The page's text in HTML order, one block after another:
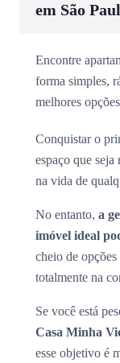
em São
Encontre
forma simples,
melhores
Conquistar o
espaço que seja
na vida de
No entanto, a
imóvel ideal
cheio de
totalmente na
Se você está
Casa Minha
esse objetivo é